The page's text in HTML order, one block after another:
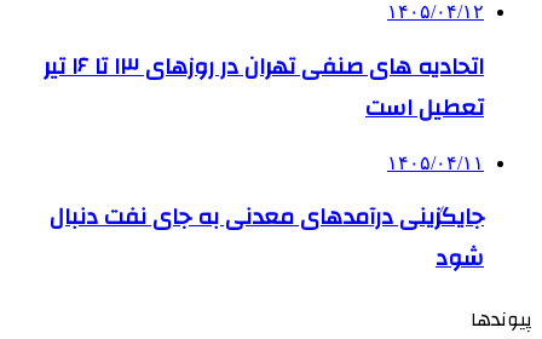
۱۴۰۵/۰۴/۱۲
اتحادیه های صنفی تهران در روزهای ۱۳ تا ۱۶ تیر
تعطیل است
۱۴۰۵/۰۴/۱۱
جایگزینی درآمدهای معدنی به جای نفت دنبال
شود
پیوندها